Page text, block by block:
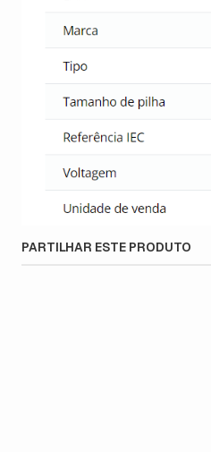
PARTILHAR ESTE PRODUTO